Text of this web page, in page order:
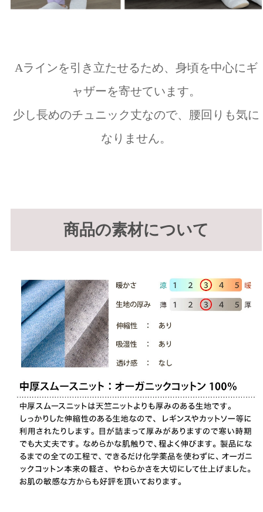
Aラインを引き立たせるため、身頃を中心にギ
ャザーを寄せています。
少し長めのチュニック丈なので、腰回りも気に
なりません。
商品の素材について